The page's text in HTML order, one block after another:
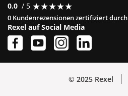
0.0 / 5 ★★★★★
★★★★★
0 Kundenrezensionen zertifiziert durch
Rexel auf Social Media
© 2025 Rexel